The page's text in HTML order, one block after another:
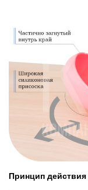
Принцип действия